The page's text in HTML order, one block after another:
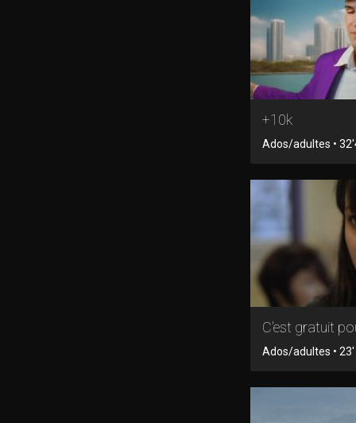
+10k
Ados/adultes •
C'est gratuit
Ados/adultes • 23'